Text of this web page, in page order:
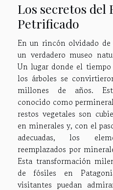
Los secretos del
Petrificado
En un rincón olvidado
un verdadero museo
Un lugar donde el tiempo
los árboles se
millones de años.
conocido como
restos vegetales son
en minerales y, con el
adecuadas, los
reemplazados por
Esta transformación
de fósiles en
visitantes puedan